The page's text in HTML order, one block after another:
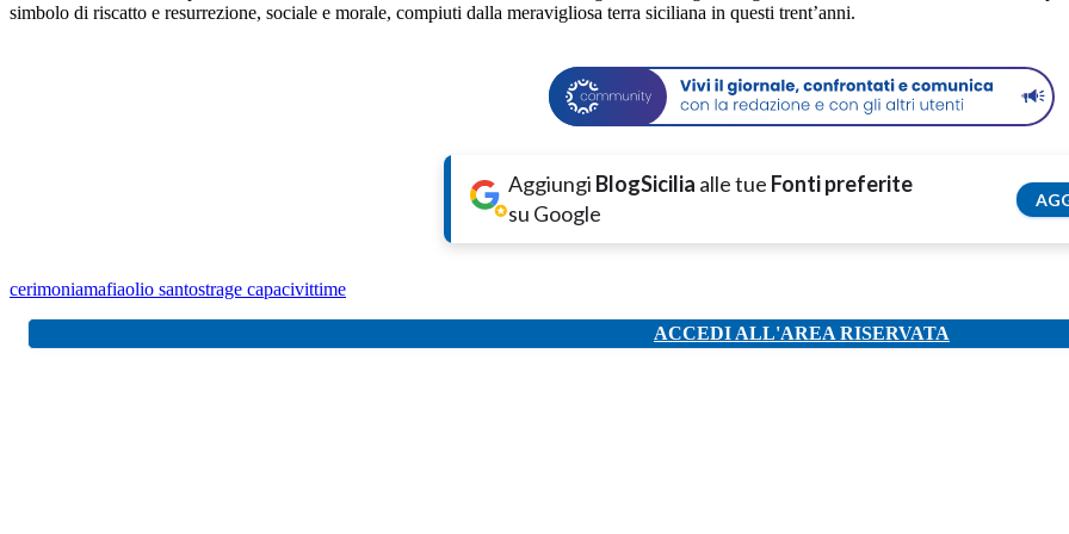
simbolo di riscatto e resurrezione, sociale e morale, compiuti dalla meravigliosa terra siciliana in questi trent’anni.
Aggiungi BlogSicilia alle tue Fonti preferite
su Google
cerimoniamafiaolio santostrage capacivittime
ACCEDI ALL'AREA RISERVATA